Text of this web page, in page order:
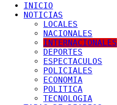
INICIO
NOTICIAS
LOCALES
NACIONALES
INTERNACIONALES
DEPORTES
ESPECTACULOS
POLICIALES
ECONOMIA
POLITICA
TECNOLOGIA